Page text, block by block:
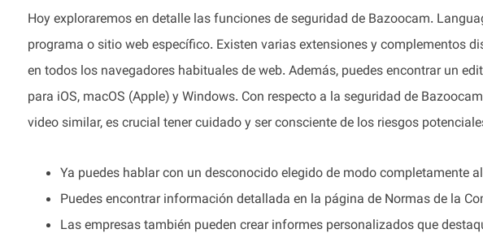
Hoy exploraremos en detalle las funciones de seguridad de Bazoocam.
programa o sitio web específico. Existen varias extensiones y complementos
en todos los navegadores habituales de web. Además, puedes encontrar un
para iOS, macOS (Apple) y Windows. Con respecto a la seguridad de
video similar, es crucial tener cuidado y ser consciente de los riesgos
Ya puedes hablar con un desconocido elegido de modo completamente
Puedes encontrar información detallada en la página de Normas de la
Las empresas también pueden crear informes personalizados que